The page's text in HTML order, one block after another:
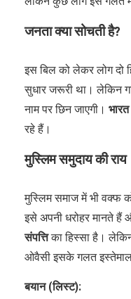
जनता क्या सोचती है?
इस बिल को लेकर लोग दो
सुधार जरूरी था। लेकिन
नाम पर छिन जाएगी।
रहे हैं।
मुस्लिम समुदाय की राय
मुस्लिम समाज में भी वक्फ
इसे अपनी धरोहर मानते
संपत्तिका हिस्सा है। लेकिन
ओवैसी इसके गलत
बयान (लिस्ट):